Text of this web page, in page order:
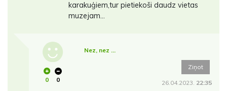
karakuģiem,tur pietiekoši daudz vietas
muzejam...
0 0
Nez, nez ...
Ziņot
26.04.2023. 22:35